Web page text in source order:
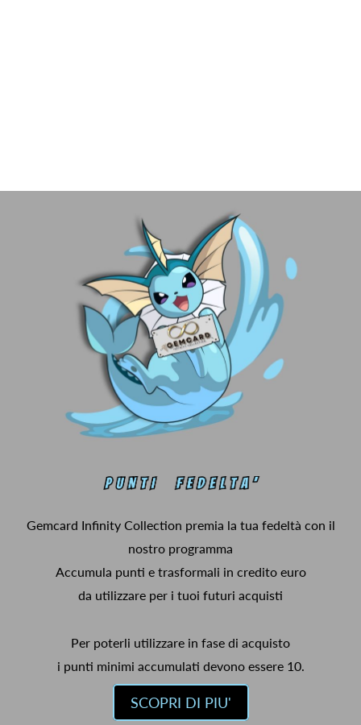
Gemcard Infinity Collection premia la tua fedeltà con il
nostro programma
Accumula punti e trasformali in credito euro
da utilizzare per i tuoi futuri acquisti
Per poterli utilizzare in fase di acquisto
i punti minimi accumulati devono essere 10.
SCOPRI DI PIU'